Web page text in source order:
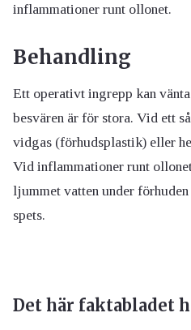
inflammationer runt ollonet.
Behandling
Ett operativt ingrepp kan
besvären är för stora. Vid ett
vidgas (förhudsplastik) eller
Vid inflammationer runt
ljummet vatten under
spets.
Det här faktabladet